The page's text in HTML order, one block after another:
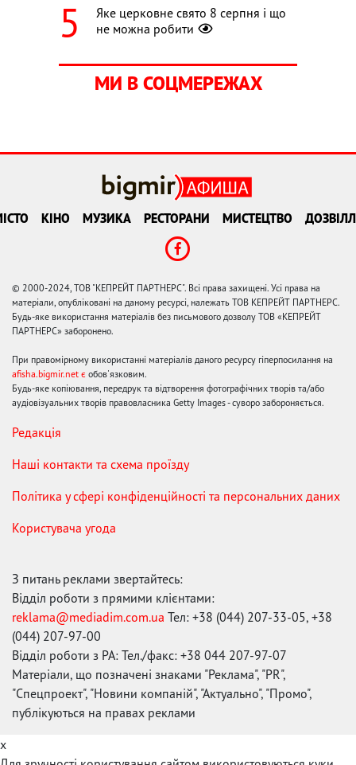
Яке церковне свято 8 серпня і що
не можна робити
МИ В СОЦМЕРЕЖАХ
КІНО МУЗИКА РЕСТОРАНИ МИСТЕЦТВО
© 2000-2024, ТОВ "КЕПРЕЙТ ПАРТНЕРС". Всі права захищені. Усі права на
матеріали, опубліковані на даному ресурсі, належать ТОВ КЕПРЕЙТ ПАРТНЕРС.
Будь-яке використання матеріалів без письмового дозволу ТОВ «КЕПРЕЙТ
ПАРТНЕРС» заборонено.
При правомірному використанні матеріалів даного ресурсу гіперпосилання на
afisha.bigmir.net є обов'язковим.
Будь-яке копіювання, передрук та відтворення фотографічних творів та/або
аудіовізуальних творів правовласника Getty Images - суворо забороняється.
Редакція
Наші контакти та схема проїзду
Політика у сфері конфіденційності та персональних даних
Користувача угода
З питань реклами звертайтесь:
Відділ роботи з прямими клієнтами:
reklama@mediadim.com.ua Тел: +38 (044) 207-33-05, +38
(044) 207-97-00
Відділ роботи з РА: Тел./факс: +38 044 207-97-07
Матеріали, що позначені знаками "Реклама", "PR",
"Спецпроект", "Новини компаній", "Актуально", "Промо",
публікуються на правах реклами
x